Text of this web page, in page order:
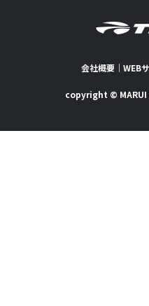
会社概要｜ WEB
copyright ©